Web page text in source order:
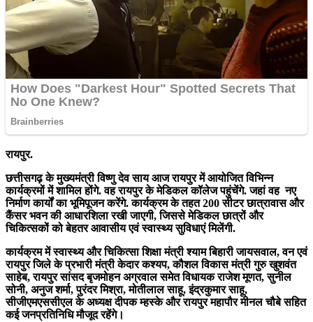
रायपुर.
छत्तीसगढ़ के मुख्यमंत्री विष्णु देव साय आज रायपुर में आयोजित विभिन्न
कार्यक्रमों में शामिल होंगे. वह रायपुर के मेडिकल कॉलेज पहुंचेंगे. जहां वह नए
निर्माण कार्यों का भूमिपूजन करेंगे. कार्यक्रम के तहत 200 सीटर छात्रावास और
कैंसर भवन की आधारशिला रखी जाएगी, जिससे मेडिकल छात्रों और
चिकित्सकों को बेहतर आवासीय एवं स्वास्थ्य सुविधाएं मिलेंगी.
कार्यक्रम में स्वास्थ्य और चिकित्सा शिक्षा मंत्री श्याम बिहारी जायसवाल, वन एवं
रायपुर जिले के प्रभारी मंत्री केदार कश्यप, कौशल विकास मंत्री गुरु खुशवंत
साहेब, रायपुर सांसद बृजमोहन अग्रवाल समेत विधायक राजेश मूणत, सुनील
सोनी, अनुज शर्मा, पुरंदर मिश्रा, मोतीलाल साहू, इंद्रकुमार साहू,
सीजीएमएससीएल के अध्यक्ष दीपक म्हस्के और रायपुर महापौर मीनल चौबे सहित
कई जनप्रतिनिधि मौजूद रहेंगे।